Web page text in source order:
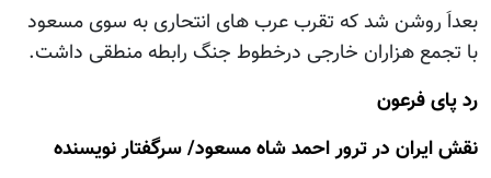
بعداَ روشن شد که تقرب عرب های انتحاری به سوی مسعود
با تجمع هزاران خارجی درخطوط جنگ رابطه منطقی داشت.
رد پای فرعون
نقش ایران در ترور احمد شاه مسعود/ سرگفتار نویسنده